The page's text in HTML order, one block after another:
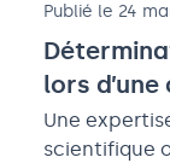
Publié le 24
lors
Une
scientifique